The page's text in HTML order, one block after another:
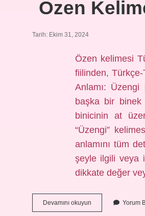
Özen
Tarih: Ekim 31, 2024
Özen kelimesi
fiilinden,
Anlamı: Üzengi
başka bir binek
binicinin at
“Üzengi”
anlamını tüm
şeyle ilgili veya
dikkate değer
Devamını okuyun
Kelimesinin
Yorum